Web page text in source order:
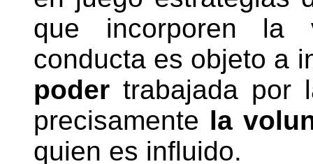
que incorporen la
conducta es objeto a
poder trabajada por
precisamente la
quien es influido.